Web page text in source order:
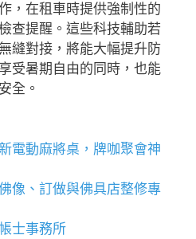
，在租車時提供強制性的
查提醒。這些科技輔助若
縫對接，將能大幅提升防
受暑期自由的同時，也能
全。
電動麻將桌 ，牌咖聚會神
像、訂做與佛具店整修專
士事務所